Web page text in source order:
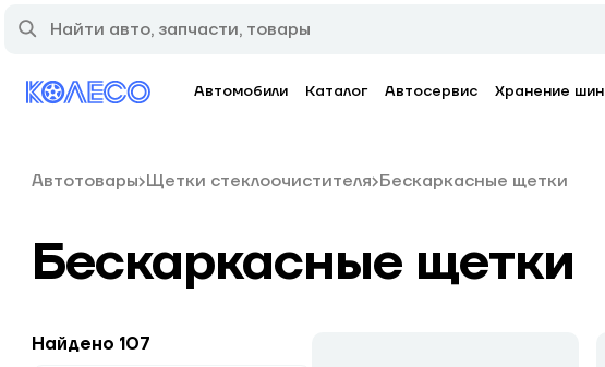
Автомобили Каталог Автосервис Хранение шин
Автотовары Щетки стеклоочистителя Бескаркасные щетки
Бескаркасные щетки
Найдено 107